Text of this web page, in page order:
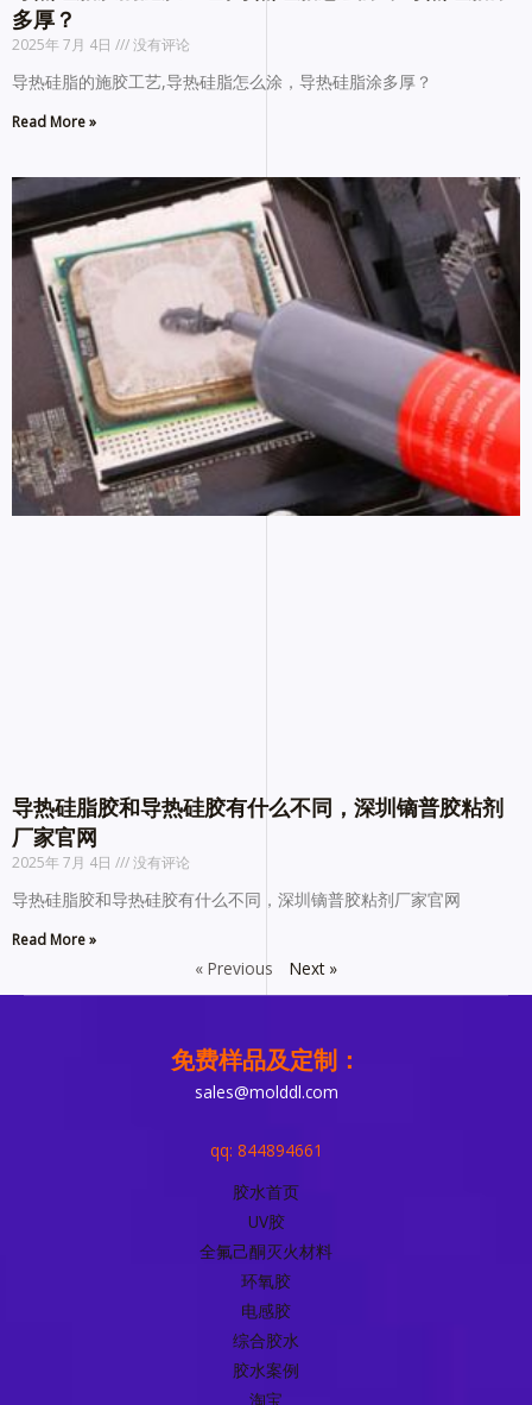
多厚？
2025年 7月 4日 没有评论
导热硅脂的施胶工艺,导热硅脂怎么涂，导热硅脂涂多厚？
Read More »
导热硅脂胶和导热硅胶有什么不同，深圳镝普胶粘剂
厂家官网
2025年 7月 4日 没有评论
导热硅脂胶和导热硅胶有什么不同，深圳镝普胶粘剂厂家官网
Read More »
« Previous Next »
免费样品及定制：
sales@molddl.com
qq: 844894661
胶水首页
UV胶
全氟己酮灭火材料
环氧胶
电感胶
综合胶水
胶水案例
淘宝